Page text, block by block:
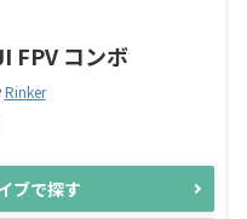
FPV コンボ
Rinker
ブで探す